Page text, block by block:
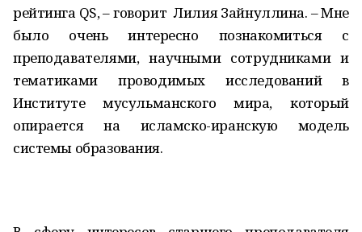
рейтинга QS, – говорит Лилия Зайнуллина. – Мне
было очень интересно познакомиться с
преподавателями, научными сотрудниками и
тематиками проводимых исследований в
Институте мусульманского мира, который
опирается на исламско-иранскую модель
системы образования.